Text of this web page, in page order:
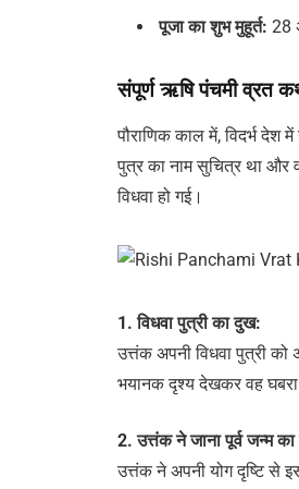
पूजा का शुभ मुहूर्त: 28
संपूर्ण ऋषि पंचमी व्रत
पौराणिक काल में, विदर्भ देश
पुत्र का नाम सुचित्र था और
विधवा हो गई।
1. विधवा पुत्री का दुख:
उत्तंक अपनी विधवा पुत्री
भयानक दृश्य देखकर वह
2. उत्तंक ने जाना पूर्व जन्म
उत्तंक ने अपनी योग दृष्टि से